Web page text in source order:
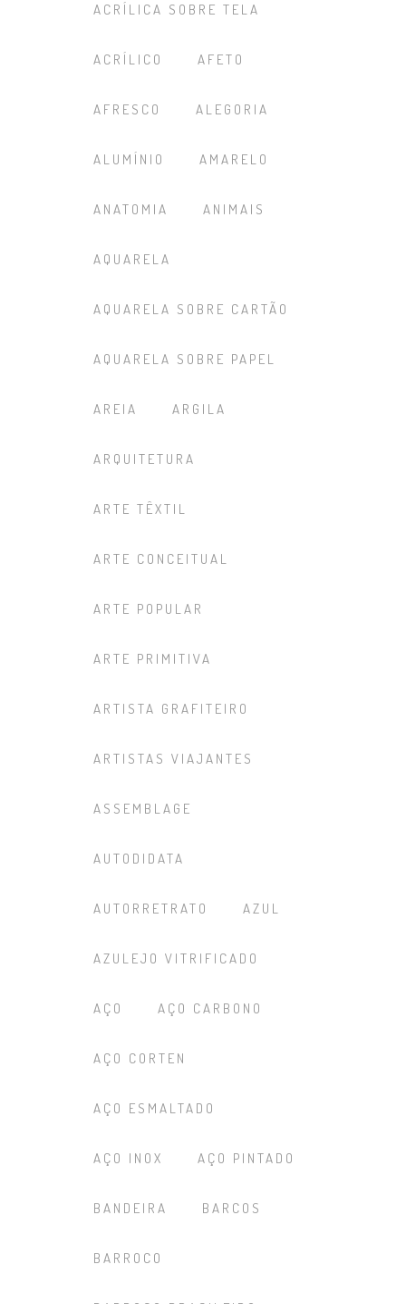
ACRÍLICA SOBRE TELA
ACRÍLICO AFETO
AFRESCO ALEGORIA
ALUMÍNIO AMARELO
ANATOMIA ANIMAIS
AQUARELA
AQUARELA SOBRE CARTÃO
AQUARELA SOBRE PAPEL
AREIA ARGILA
ARQUITETURA
ARTE TÊXTIL
ARTE CONCEITUAL
ARTE POPULAR
ARTE PRIMITIVA
ARTISTA GRAFITEIRO
ARTISTAS VIAJANTES
ASSEMBLAGE
AUTODIDATA
AUTORRETRATO AZUL
AZULEJO VITRIFICADO
AÇO AÇO CARBONO
AÇO CORTEN
AÇO ESMALTADO
AÇO INOX AÇO PINTADO
BANDEIRA BARCOS
BARROCO